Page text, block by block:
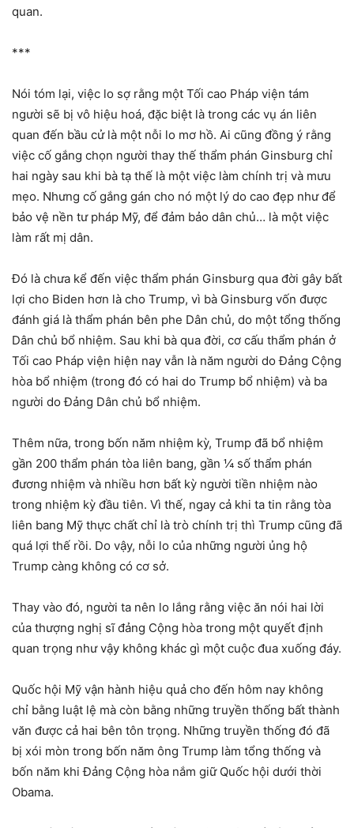
quan.
***
Nói tóm lại, việc lo sợ rằng một Tối cao Pháp viện tám
người sẽ bị vô hiệu hoá, đặc biệt là trong các vụ án liên
quan đến bầu cử là một nỗi lo mơ hồ. Ai cũng đồng ý rằng
việc cố gắng chọn người thay thế thẩm phán Ginsburg chỉ
hai ngày sau khi bà tạ thế là một việc làm chính trị và mưu
mẹo. Nhưng cố gắng gán cho nó một lý do cao đẹp như để
bảo vệ nền tư pháp Mỹ, để đảm bảo dân chủ… là một việc
làm rất mị dân.
Đó là chưa kể đến việc thẩm phán Ginsburg qua đời gây bất
lợi cho Biden hơn là cho Trump, vì bà Ginsburg vốn được
đánh giá là thẩm phán bên phe Dân chủ, do một tổng thống
Dân chủ bổ nhiệm. Sau khi bà qua đời, cơ cấu thẩm phán ở
Tối cao Pháp viện hiện nay vẫn là năm người do Đảng Cộng
hòa bổ nhiệm (trong đó có hai do Trump bổ nhiệm) và ba
người do Đảng Dân chủ bổ nhiệm.
Thêm nữa, trong bốn năm nhiệm kỳ, Trump đã bổ nhiệm
gần 200 thẩm phán tòa liên bang, gần ¼ số thẩm phán
đương nhiệm và nhiều hơn bất kỳ người tiền nhiệm nào
trong nhiệm kỳ đầu tiên. Vì thế, ngay cả khi ta tin rằng tòa
liên bang Mỹ thực chất chỉ là trò chính trị thì Trump cũng đã
quá lợi thế rồi. Do vậy, nỗi lo của những người ủng hộ
Trump càng không có cơ sở.
Thay vào đó, người ta nên lo lắng rằng việc ăn nói hai lời
của thượng nghị sĩ đảng Cộng hòa trong một quyết định
quan trọng như vậy không khác gì một cuộc đua xuống đáy.
Quốc hội Mỹ vận hành hiệu quả cho đến hôm nay không
chỉ bằng luật lệ mà còn bằng những truyền thống bất thành
văn được cả hai bên tôn trọng. Những truyền thống đó đã
bị xói mòn trong bốn năm ông Trump làm tổng thống và
bốn năm khi Đảng Cộng hòa nắm giữ Quốc hội dưới thời
Obama.